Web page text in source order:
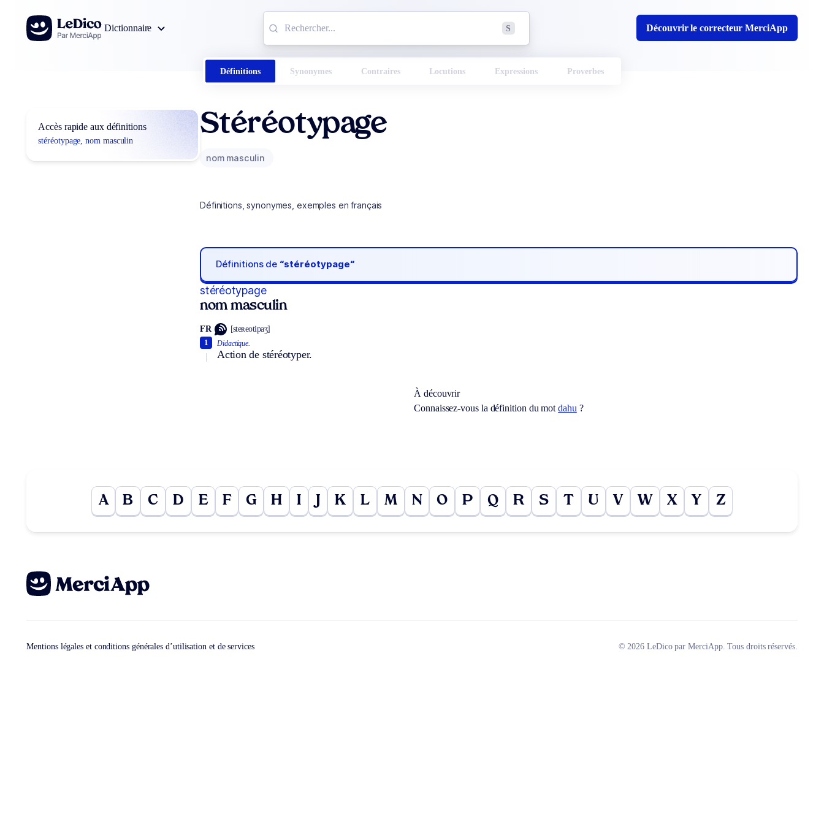
Aller au contenu
Dictionnaire
S Découvrir le correcteur MerciApp
Définitions Synonymes Contraires Locutions Expressions Proverbes
Accès rapide aux définitions
stéréotypage, nom masculin
Stéréotypage
nom masculin
Définitions, synonymes, exemples en français
Définitions de “stéréotypage“
stéréotypage
nom masculin
FR [steʀeotipaʒ]
Didactique.
Action de stéréotyper.
1
À découvrir
Connaissez-vous la définition du motdahu ?
A B C D E F G H I K L M N O P Q R S T U V W X Y Z
Mentions légales et conditions générales d’utilisation et de services © 2026 LeDico par MerciApp. Tous droits réservés.